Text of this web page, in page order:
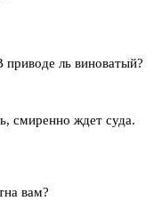
ль виноватый?
смиренно ждет суда.
вам?